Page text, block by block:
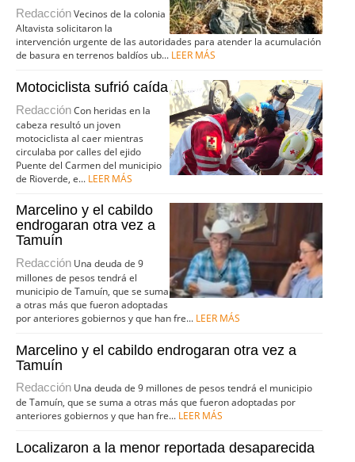
RedacciónVecinos de la colonia
Altavista solicitaron la
intervención urgente de las autoridades para atender la acumulación
de basura en terrenos baldíos ub... LEER MÁS
Motociclista sufrió caída
RedacciónCon heridas en la
cabeza resultó un joven
motociclista al caer mientras
circulaba por calles del ejido
Puente del Carmen del municipio
de Rioverde, e... LEER MÁS
Marcelino y el cabildo
endrogaran otra vez a
Tamuín
Redacción Una deuda de 9
millones de pesos tendrá el
municipio de Tamuín, que se suma
a otras más que fueron adoptadas
por anteriores gobiernos y que han fre... LEER MÁS
Marcelino y el cabildo endrogaran otra vez a
Tamuín
Redacción Una deuda de 9 millones de pesos tendrá el municipio
de Tamuín, que se suma a otras más que fueron adoptadas por
anteriores gobiernos y que han fre... LEER MÁS
Localizaron a la menor reportada desaparecida